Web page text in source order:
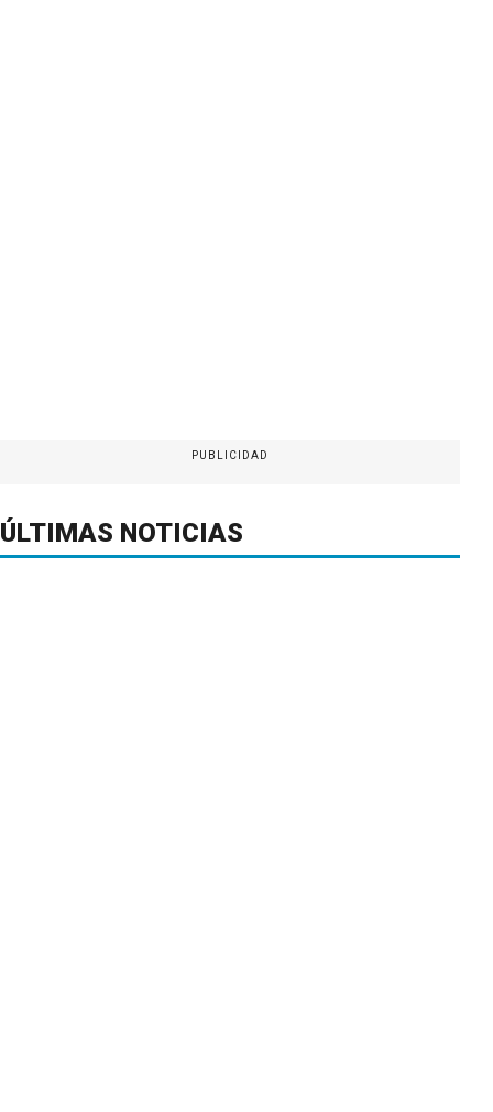
PUBLICIDAD
ÚLTIMAS NOTICIAS